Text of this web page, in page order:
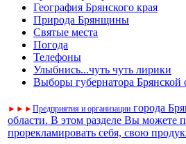
География Брянского края
Природа Брянщины
Святые места
Погода
Телефоны
Улыбнись...чуть чуть лирики
Выборы губернатора Брянской
► ► ►Предприятия и организации города
области. В этом разделе Вы можете
прорекламировать себя, свою